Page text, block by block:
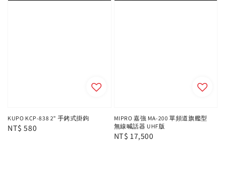
KUPO KCP-838 2" 手銬式掛鉤
Regular
NT$ 580
MIPRO 嘉強 MA-200 單頻道旗艦型
無線喊話器 UHF版
Regular
NT$ 17,500